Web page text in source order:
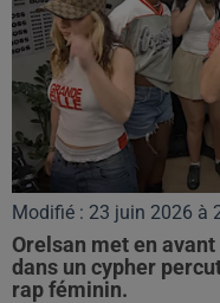
Modifié : 23 juin 2026 à
Orelsan met en
dans un cypher
rap féminin.